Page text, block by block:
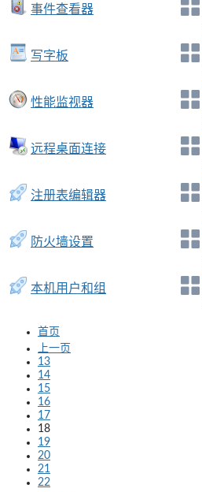
事件查看器
写字板
性能监视器
远程桌面连接
注册表编辑器
防火墙设置
本机用户和组
首页
上一页
13
14
15
16
17
18
19
20
21
22